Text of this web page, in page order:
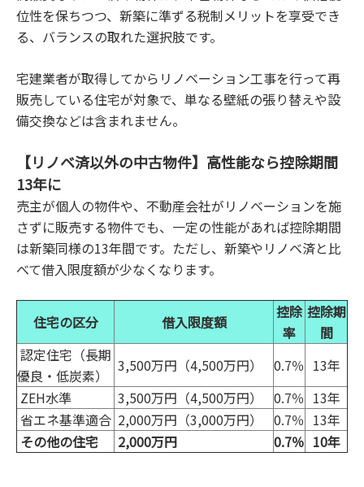
位性を保ちつつ、新築に準ずる税制メリットを享受でき
る、バランスの取れた選択肢です。
宅建業者が取得してからリノベーション工事を行って再
販売している住宅が対象で、単なる壁紙の張り替えや設
備交換などは含まれません。
【リノベ済以外の中古物件】高性能なら控除期間
13年に
売主が個人の物件や、不動産会社がリノベーションを施
さずに販売する物件でも、一定の性能があれば控除期間
は新築同様の13年間です。ただし、新築やリノベ済と比
べて借入限度額が少なくなります。
住宅の区分 借入限度額
控除
率
控除期
間
認定住宅（長期
優良・低炭素）
3,500万円（4,500万円） 0.7％ 13年
ZEH水準
3,500万円（4,500万円） 0.7％ 13年
省エネ基準適合 2,000万円（3,000万円） 0.7％ 13年
その他の住宅
2,000万円 0.7％ 10年